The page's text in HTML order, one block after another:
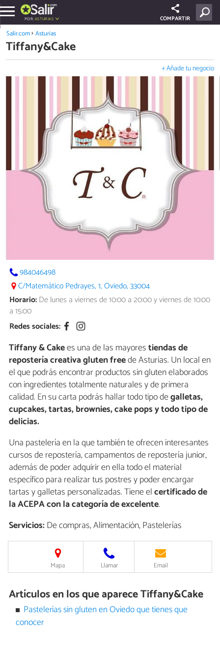
POR: ASTURIAS COMPARTIR
Salir.com Asturias
Tiffany&Cake
+ Añade tu negocio
984046498
C/Matemático Pedrayes, 1, Oviedo, 33004
Horario:De lunes a viernes de 10:00 a 20:00 y viernes de 10:00
a 15:00
Redes sociales:
Tiffany & Cakees una de las mayorestiendas de
repostería creativa gluten freede Asturias. Un local en
el que podrás encontrar productos sin gluten elaborados
con ingredientes totalmente naturales y de primera
calidad. En su carta podrás hallar todo tipo degalletas,
cupcakes, tartas, brownies, cake pops y todo tipo de
delicias.
Una pastelería en la que también te ofrecen interesantes
cursos de repostería, campamentos de repostería junior,
además de poder adquirir en ella todo el material
específico para realizar tus postres y poder encargar
tartas y galletas personalizadas. Tiene elcertificado de
la ACEPA con la categoría de excelente.
Servicios:De compras, Alimentación, Pastelerías
Mapa Llamar Email
Artículos en los que aparece Tiffany&Cake
Pastelerías sin gluten en Oviedo que tienes que
conocer